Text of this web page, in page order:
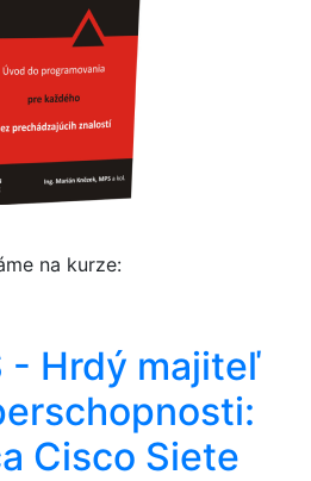
na kurze:
- Hrdý majiteľ
Cisco Siete